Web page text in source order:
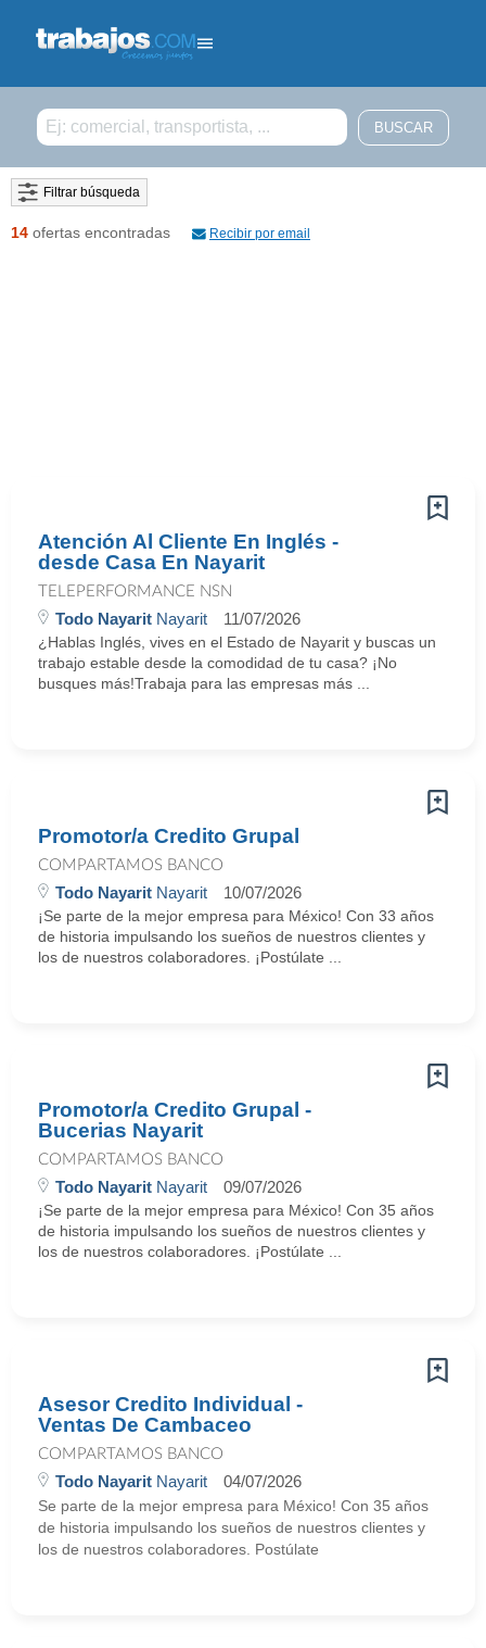
Filtrar búsqueda
14 ofertas encontradas Recibir por email
Atención Al Cliente En Inglés -
desde Casa En Nayarit
TELEPERFORMANCE NSN
Todo Nayarit Nayarit 11/07/2026
¿Hablas Inglés, vives en el Estado de Nayarit y buscas un
trabajo estable desde la comodidad de tu casa? ¡No
busques más!Trabaja para las empresas más ...
Promotor/a Credito Grupal
COMPARTAMOS BANCO
Todo Nayarit Nayarit 10/07/2026
¡Se parte de la mejor empresa para México! Con 33 años
de historia impulsando los sueños de nuestros clientes y
los de nuestros colaboradores. ¡Postúlate ...
Promotor/a Credito Grupal -
Bucerias Nayarit
COMPARTAMOS BANCO
Todo Nayarit Nayarit 09/07/2026
¡Se parte de la mejor empresa para México! Con 35 años
de historia impulsando los sueños de nuestros clientes y
los de nuestros colaboradores. ¡Postúlate ...
Asesor Credito Individual -
Ventas De Cambaceo
COMPARTAMOS BANCO
Todo Nayarit Nayarit 04/07/2026
Se parte de la mejor empresa para México! Con 35 años
de historia impulsando los sueños de nuestros clientes y
los de nuestros colaboradores. Postúlate